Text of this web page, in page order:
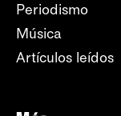
Periodismo
Música
Artículos leídos